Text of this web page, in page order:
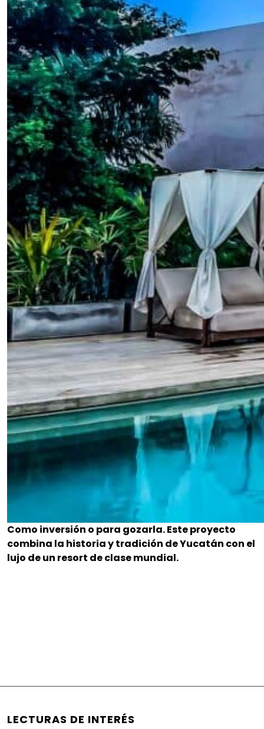
Como inversión o para gozarla. Este proyecto
combina la historia y tradición de Yucatán con el
lujo de un resort de clase mundial.
LECTURAS DE INTERÉS